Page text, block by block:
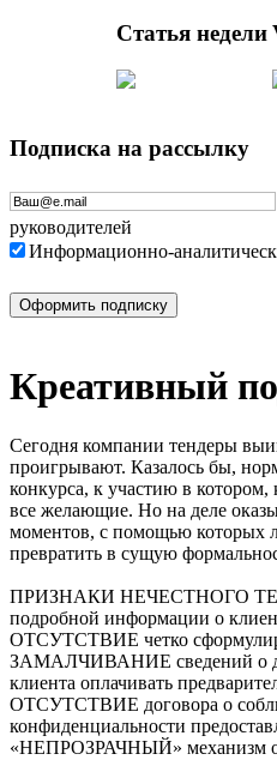
Статья недели
Подписка на рассылку
руководителей
Информационно-
Креативный
Сегодня компании тендеры
проигрывают. Казалось бы,
конкурса, к участию в
все желающие. Но на деле
моментов, с помощью которых
превратить в сущую
ПРИЗНАКИ НЕЧЕСТНОГО
подробной информации о
ОТСУТСТВИЕ четко
ЗАМАЛЧИВАНИЕ сведений о
клиента оплачивать
ОТСУТСТВИЕ договора о
конфиденциальности
«НЕПРОЗРАЧНЫЙ» механизм